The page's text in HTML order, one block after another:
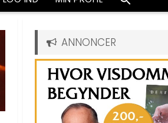
ANNONCER